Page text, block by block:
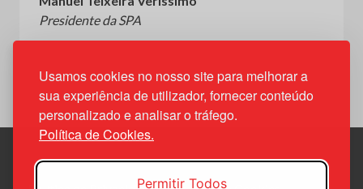
Usamos cookies no nosso site para melhorar a
sua experiência de utilizador, fornecer conteúdo
personalizado e analisar o tráfego.
Política de Cookies.
Permitir Todos
Presidente da SPA